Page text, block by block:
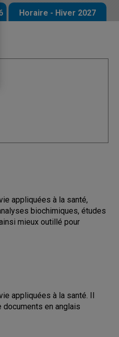
Horaire - Hiver 2027
appliquées à la santé,
biochimiques, études
mieux outillé pour
appliquées à la santé. Il
en anglais